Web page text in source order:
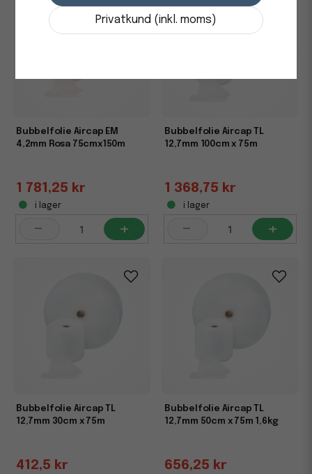
Bubbelfolie Aircap EM
4,2mm Rosa 75cmx150m
1 781,25 kr
i lager
- +
Bubbelfolie Aircap TL
12,7mm 100cm x 75m
1 368,75 kr
i lager
- +
Bubbelfolie Aircap TL
12,7mm 30cm x 75m
412,5 kr
Bubbelfolie Aircap TL
12,7mm 50cm x 75m 1,6kg
656,25 kr
Privatkund (inkl. moms)